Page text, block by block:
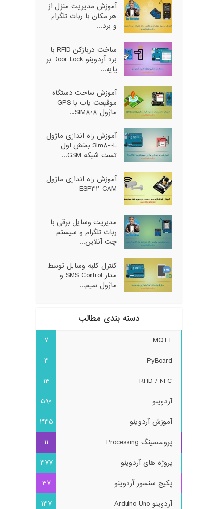
آموزش مدیریت منزل از
هر مکان با ربات تلگرام
و برد...
ساخت دربازکن RFID با
برد آردوینو Door Lock بر
پایه...
آموزش ساخت دستگاه
موقیعت یاب با GPS
ماژول SIM808...
آموزش راه اندازی ماژول
Sim800L بخش اول
تست شبکه GSM...
آموزش راه اندازی ماژول
ESP32-CAM
مدیریت وسایل برقی با
ربات تلگرام و سیستم
چت آنلاین...
کنترل کلیه وسایل توسط
مدار SMS Control و
ماژول سیم...
دسته بندی مطالب
MQTT
7
PyBoard
3
RFID / NFC
13
آردوینو
590
آموزش آردوینو
335
پروسسینگ Processing
11
پروژه های آردوینو
377
پکیج سنسور آردوینو
37
آردوینو Arduino Uno
137